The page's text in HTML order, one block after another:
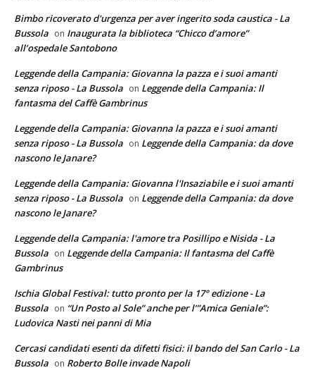
Bimbo ricoverato d'urgenza per aver ingerito soda caustica - La
Bussola on Inaugurata la biblioteca “Chicco d’amore”
all’ospedale Santobono
Leggende della Campania: Giovanna la pazza e i suoi amanti
senza riposo - La Bussola on Leggende della Campania: Il
fantasma del Caffè Gambrinus
Leggende della Campania: Giovanna la pazza e i suoi amanti
senza riposo - La Bussola on Leggende della Campania: da dove
nascono le Janare?
Leggende della Campania: Giovanna l'Insaziabile e i suoi amanti
senza riposo - La Bussola on Leggende della Campania: da dove
nascono le Janare?
Leggende della Campania: l'amore tra Posillipo e Nisida - La
Bussola on Leggende della Campania: Il fantasma del Caffè
Gambrinus
Ischia Global Festival: tutto pronto per la 17° edizione - La
Bussola on “Un Posto al Sole” anche per l’”Amica Geniale”:
Ludovica Nasti nei panni di Mia
Cercasi candidati esenti da difetti fisici: il bando del San Carlo - La
Bussola on Roberto Bolle invade Napoli